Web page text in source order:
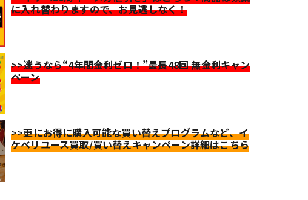
に入れ替わりますので、お見逃しなく！
>>迷うなら“4年間金利ゼロ！”最長48回 無金利キャン
ペーン
>>更にお得に購入可能な買い替えプログラムなど、イ
ケベリユース買取/買い替えキャンペーン詳細はこちら